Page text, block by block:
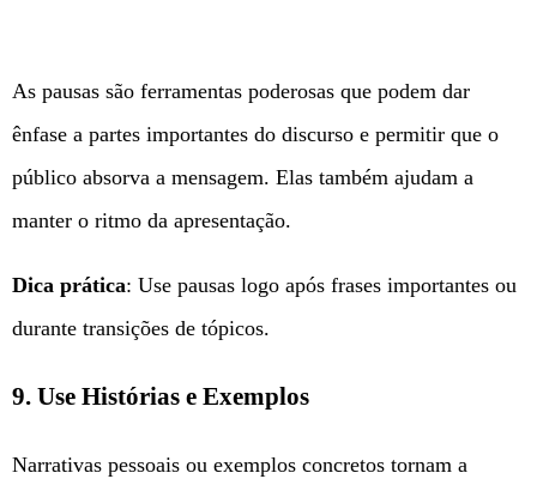
As pausas são ferramentas poderosas que podem dar
ênfase a partes importantes do discurso e permitir que o
público absorva a mensagem. Elas também ajudam a
manter o ritmo da apresentação.
Dica prática: Use pausas logo após frases importantes ou
durante transições de tópicos.
9. Use Histórias e Exemplos
Narrativas pessoais ou exemplos concretos tornam a